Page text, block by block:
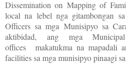
Dissemination on Mapping of
local na lebel nga gitambongan
Officers sa mga Munisipyo sa
aktibidad, ang mga
offices makatukma na mapadali
facilities sa mga munisipyo pinaagi